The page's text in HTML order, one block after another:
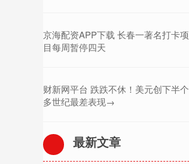
京海配资APP下载 长春一著名打卡项
目每周暂停四天
财新网平台 跌跌不休！美元创下半个
多世纪最差表现→
最新文章